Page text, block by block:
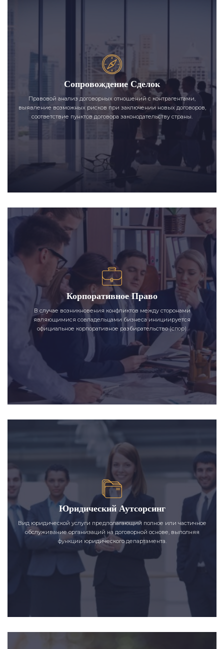
Сопровождение Сделок
Правовой анализ договорных отношений с контрагентами,
выявление возможных рисков при заключении новых договоров,
соответствие пунктов договора законодательству страны.
Корпоративное Право
В случае возникновения конфликтов между сторонами
являющимися совладельцами бизнеса инициируется
официальное корпоративное разбирательство (спор).
Юридический Аутсорсинг
Вид юридической услуги предполагающий полное или частичное
обслуживание организаций на договорной основе, выполняя
функции юридического департамента.